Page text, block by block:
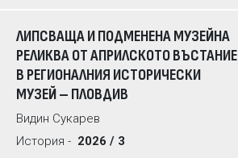
ЛИПСВАЩА И ПОДМЕНЕНА МУЗЕЙНА
РЕЛИКВА ОТ АПРИЛСКОТО ВЪСТАНИЕ
В РЕГИОНАЛНИЯ ИСТОРИЧЕСКИ
МУЗЕЙ – ПЛОВДИВ
Видин Сукарев
История - 2026 / 3